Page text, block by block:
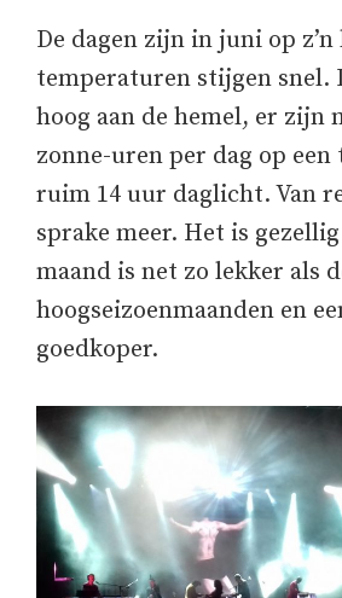
De dagen zijn in juni op z’n
temperaturen stijgen snel.
hoog aan de hemel, er zijn
zonne-uren per dag op een
ruim 14 uur daglicht. Van
sprake meer. Het is
maand is net zo lekker als
hoogseizoenmaanden en
goedkoper.